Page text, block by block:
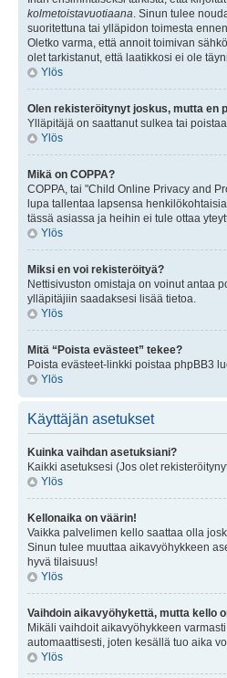
kolmetoistavuotiaana . Sinun tulee
suoritettuna tai ylläpidon toimesta
Oletko varma, että annoit toimivan
olet tarkistanut, että laatikkosi ei ole
Ylös
Olen rekisteröitynyt joskus, mutta en
Ylläpitäjä on saattanut sulkea tai
Ylös
Mikä on COPPA?
COPPA, tai "Child Online Privacy and
lupa tallentaa lapsensa
tässä asiassa ja heihin ei tule ottaa
Ylös
Miksi en voi rekisteröityä?
Nettisivuston omistaja on voinut antaa
ylläpitäjiin saadaksesi lisää tietoa.
Ylös
Mitä “Poista evästeet” tekee?
Poista evästeet-linkki poistaa phpBB3
Ylös
Käyttäjän asetukset
Kuinka vaihdan asetuksiani?
Kaikki asetuksesi (Jos olet
Ylös
Kellonaika on väärin!
Vaikka palvelimen kello saattaa olla
Sinun tulee muuttaa aikavyöhykkeen
hyvä tilaisuus!
Ylös
Vaihdoin aikavyöhykettä, mutta kello
Mikäli vaihdoit aikavyöhykkeen
automaattisesti, joten kesällä tuo aika
Ylös